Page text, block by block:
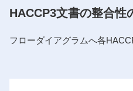
HACCP3文書の整合性
フローダイアグラムへ各